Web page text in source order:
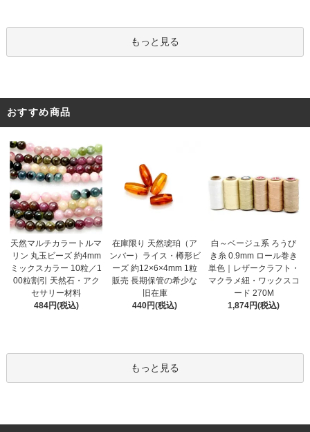
もっと見る
おすすめ商品
天然マルチカラートルマ
リン 丸玉ビーズ 約4mm
ミックスカラー 10粒／1
00粒割引 天然石・アク
セサリー材料
484円(税込)
在庫限り 天然琥珀（ア
ンバー）ライス・樽形ビ
ーズ 約12×6×4mm 1粒
販売 長期保管の希少な
旧在庫
440円(税込)
白～ベージュ系 ろうび
き糸 0.9mm ロール巻き
単色｜レザークラフト・
マクラメ紐・ワックスコ
ード 270M
1,874円(税込)
もっと見る